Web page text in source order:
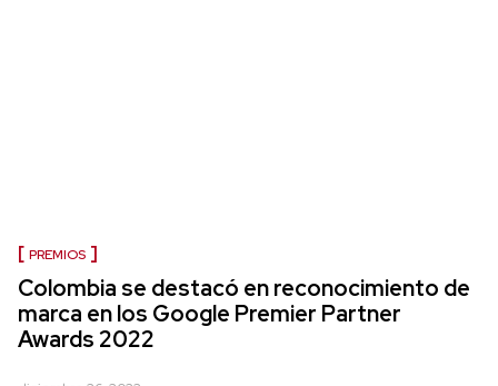
PREMIOS
Colombia se destacó en reconocimiento de
marca en los Google Premier Partner
Awards 2022